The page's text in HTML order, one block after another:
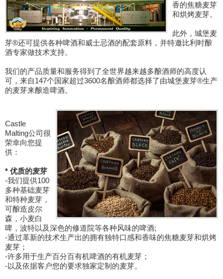
香的焦糖麦芽
和烘烤麦芽。
此外，城堡麦
芽®还可提供各种啤酒和威士忌酒的配套原料，并特邀比利时酿
酒专家做技术支持。
我们的产品质量和服务得到了全世界越来越多酿酒师的高度认
可，来自147个国家超过3600名酿酒师都选择了由城堡麦芽®生产
的麦芽来酿造啤酒。
Castle
Malting公司很
荣幸向您提
供：
* 优质的麦芽
-我们提供100
多种基础麦芽
和特种麦芽，
可酿造皮尔
森，小麦白
啤，波特以及深色的修道院等各种风味的啤酒;
-通过革新的技术生产出的拥有独特口感和香味的焦糖麦芽和烘烤
麦芽；
-许多用于生产百分百有机啤酒的有机麦芽；
-以及依据客户您的要求独家定制的麦芽。